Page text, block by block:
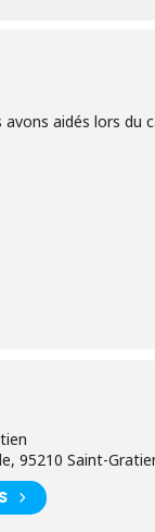
aidés lors du
95210 Saint-